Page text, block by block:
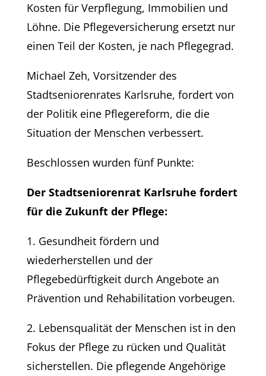
Kosten für Verpflegung, Immobilien und
Löhne. Die Pflegeversicherung ersetzt nur
einen Teil der Kosten, je nach Pflegegrad.
Michael Zeh, Vorsitzender des
Stadtseniorenrates Karlsruhe, fordert von
der Politik eine Pflegereform, die die
Situation der Menschen verbessert.
Beschlossen wurden fünf Punkte:
Der Stadtseniorenrat Karlsruhe fordert
für die Zukunft der Pflege:
1. Gesundheit fördern und
wiederherstellen und der
Pflegebedürftigkeit durch Angebote an
Prävention und Rehabilitation vorbeugen.
2. Lebensqualität der Menschen ist in den
Fokus der Pflege zu rücken und Qualität
sicherstellen. Die pflegende Angehörige